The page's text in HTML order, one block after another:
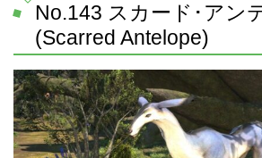
No.143 スカード･アン
(Scarred Antelope)